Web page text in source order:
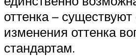
оттенка – существуют
изменения оттенка
стандартам.